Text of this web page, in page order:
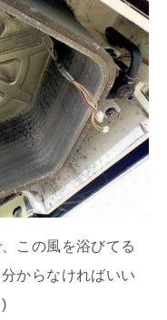
この風を浴びてる
からなければいい